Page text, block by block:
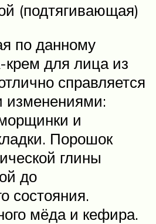
(подтягивающая)
по данному
крем для лица из
справляется
изменениями:
и
Порошок
глины
до
состояния.
мёда и кефира.